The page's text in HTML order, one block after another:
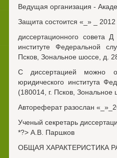
Ведущая организация -
Защита состоится «_» _
диссертационного совета
институте Федеральной
Псков, Зональное шоссе, д.
С диссертацией можно
юридического института
(180014, г. Псков, Зональное
Автореферат разослан
Ученый секретарь
*?> A.B. Паршков
ОБЩАЯ ХАРАКТЕРИСТИКА